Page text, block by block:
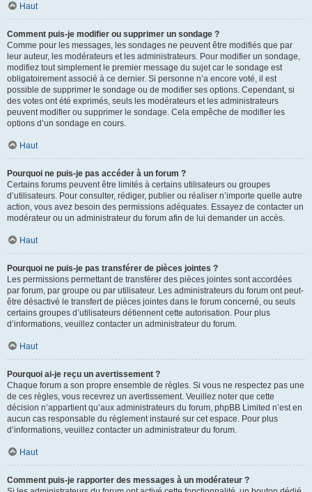
Haut
Comment puis-je modifier ou supprimer un sondage ?
Comme pour les messages, les sondages ne peuvent être modifiés que par
leur auteur, les modérateurs et les administrateurs. Pour modifier un sondage,
modifiez tout simplement le premier message du sujet car le sondage est
obligatoirement associé à ce dernier. Si personne n’a encore voté, il est
possible de supprimer le sondage ou de modifier ses options. Cependant, si
des votes ont été exprimés, seuls les modérateurs et les administrateurs
peuvent modifier ou supprimer le sondage. Cela empêche de modifier les
options d’un sondage en cours.
Haut
Pourquoi ne puis-je pas accéder à un forum ?
Certains forums peuvent être limités à certains utilisateurs ou groupes
d’utilisateurs. Pour consulter, rédiger, publier ou réaliser n’importe quelle autre
action, vous avez besoin des permissions adéquates. Essayez de contacter un
modérateur ou un administrateur du forum afin de lui demander un accès.
Haut
Pourquoi ne puis-je pas transférer de pièces jointes ?
Les permissions permettant de transférer des pièces jointes sont accordées
par forum, par groupe ou par utilisateur. Les administrateurs du forum ont peut-
être désactivé le transfert de pièces jointes dans le forum concerné, ou seuls
certains groupes d’utilisateurs détiennent cette autorisation. Pour plus
d’informations, veuillez contacter un administrateur du forum.
Haut
Pourquoi ai-je reçu un avertissement ?
Chaque forum a son propre ensemble de règles. Si vous ne respectez pas une
de ces règles, vous recevrez un avertissement. Veuillez noter que cette
décision n’appartient qu’aux administrateurs du forum, phpBB Limited n’est en
aucun cas responsable du règlement instauré sur cet espace. Pour plus
d’informations, veuillez contacter un administrateur du forum.
Haut
Comment puis-je rapporter des messages à un modérateur ?